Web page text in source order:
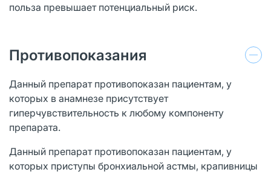
польза превышает потенциальный риск.
Противопоказания
Данный препарат противопоказан пациентам, у
которых в анамнезе присутствует
гиперчувствительность к любому компоненту
препарата.
Данный препарат противопоказан пациентам, у
которых приступы бронхиальной астмы, крапивницы